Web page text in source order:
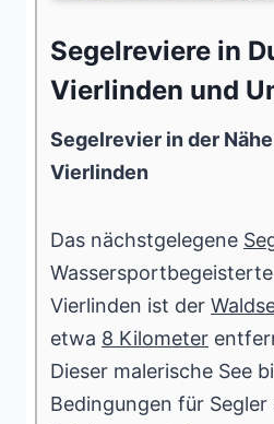
Segelreviere in
Vierlinden und
Segelrevier in der
Vierlinden
Das nächstgelegene
Vierlinden ist der
etwa 8 Kilometer
Dieser malerische See
Bedingungen für Segler